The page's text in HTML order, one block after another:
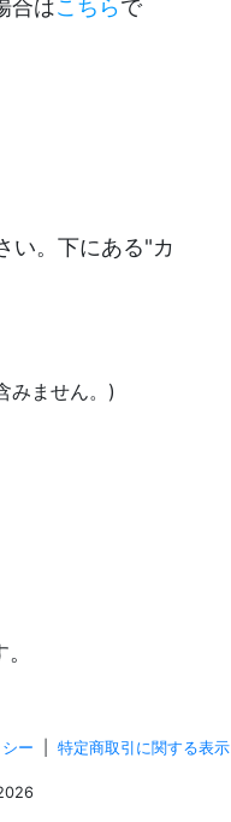
合はこちらで
い。下にある"カ
みません。)
ー 特定商取引に関する表示